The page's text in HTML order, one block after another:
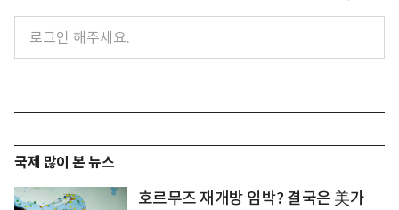
국제 많이 본 뉴스
호르무즈 재개방 임박? 결국은 美가